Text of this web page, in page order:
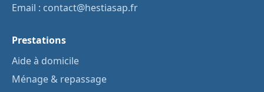
Email : contact@hestiasap.fr
Prestations
Aide à domicile
Ménage & repassage